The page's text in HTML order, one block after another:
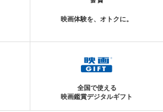
映画体験を、オトクに。
全国で使える
映画鑑賞デジタルギフト